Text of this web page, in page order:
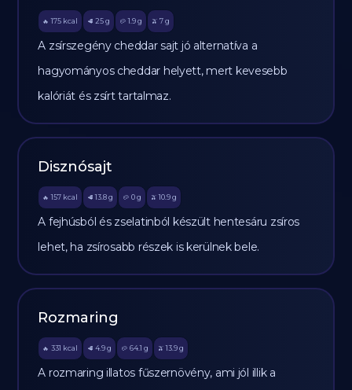
🔥 175 kcal 🥩 25 g 🥔 1.9g 🫒 7 g
A zsírszegény cheddar sajt jó alternatíva a
hagyományos cheddar helyett, mert kevesebb
kalóriát és zsírt tartalmaz.
Disznósajt
🔥 157 kcal 🥩 13.8 g 🥔 0g 🫒 10.9 g
A fejhúsból és zselatinból készült hentesáru zsíros
lehet, ha zsírosabb részek is kerülnek bele.
Rozmaring
🔥 331 kcal 🥩 4.9 g 🥔 64.1 g 🫒 13.9 g
A rozmaring illatos fűszernövény, ami jól illik a